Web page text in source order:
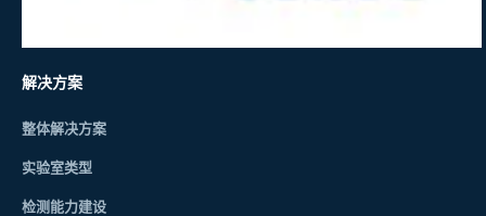
解决方案
整体解决方案
实验室类型
检测能力建设